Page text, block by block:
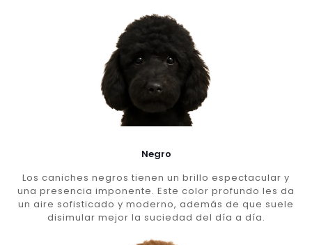
Negro
Los caniches negros tienen un brillo espectacular y
una presencia imponente. Este color profundo les da
un aire sofisticado y moderno, además de que suele
disimular mejor la suciedad del día a día.